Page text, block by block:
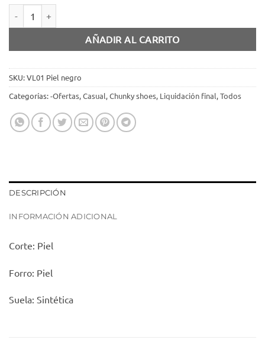
AÑADIR AL CARRITO
SKU:VL01 Piel negro
Categorías:-Ofertas,Casual,Chunky shoes, Liquidación final,Todos
DESCRIPCIÓN
INFORMACIÓN ADICIONAL
Corte: Piel
Forro: Piel
Suela: Sintética